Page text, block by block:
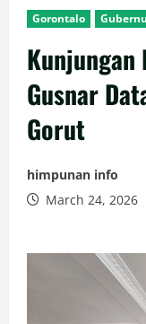
Gorontalo
Kunjungan
Gusnar
Gorut
himpunan info
March 24, 2026